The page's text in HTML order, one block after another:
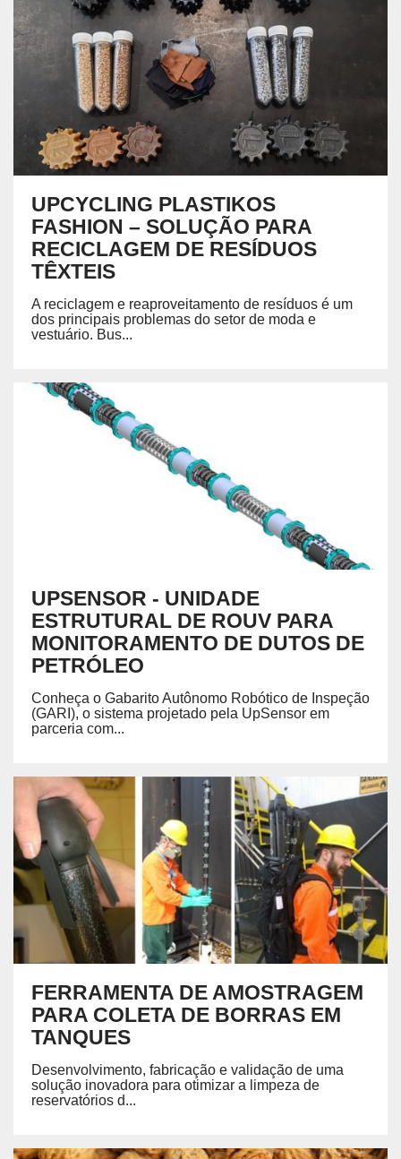
UPCYCLING PLASTIKOS
FASHION – SOLUÇÃO PARA
RECICLAGEM DE RESÍDUOS
TÊXTEIS
A reciclagem e reaproveitamento de resíduos é um
dos principais problemas do setor de moda e
vestuário. Bus...
UPSENSOR - UNIDADE
ESTRUTURAL DE ROUV PARA
MONITORAMENTO DE DUTOS DE
PETRÓLEO
Conheça o Gabarito Autônomo Robótico de Inspeção
(GARI), o sistema projetado pela UpSensor em
parceria com...
FERRAMENTA DE AMOSTRAGEM
PARA COLETA DE BORRAS EM
TANQUES
Desenvolvimento, fabricação e validação de uma
solução inovadora para otimizar a limpeza de
reservatórios d...